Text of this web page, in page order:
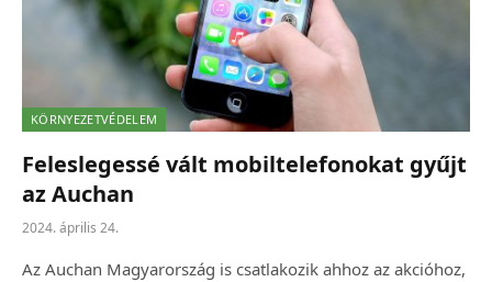
KÖRNYEZETVÉDELEM
Feleslegessé vált mobiltelefonokat gyűjt
az Auchan
2024. április 24.
Az Auchan Magyarország is csatlakozik ahhoz az akcióhoz,